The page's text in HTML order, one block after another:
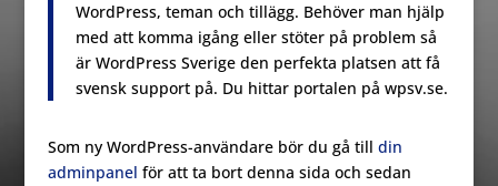
WordPress, teman och tillägg. Behöver man hjälp
med att komma igång eller stöter på problem så
är WordPress Sverige den perfekta platsen att få
svensk support på. Du hittar portalen på wpsv.se.
Som ny WordPress-användare bör du gå till din
adminpanel för att ta bort denna sida och sedan